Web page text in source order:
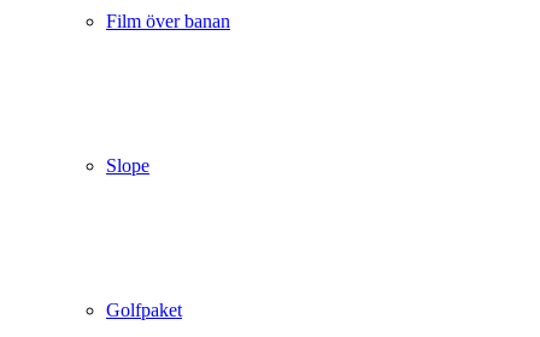
Film över banan
Slope
Golfpaket